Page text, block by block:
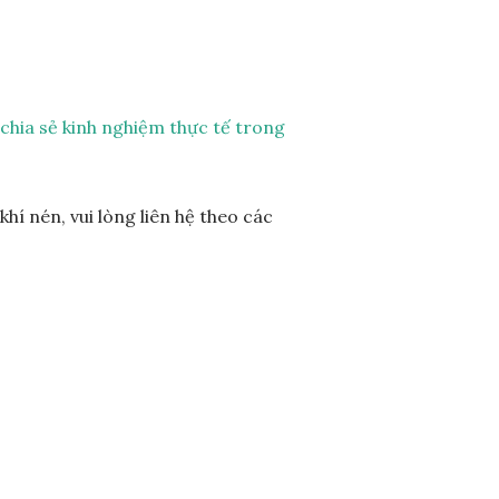
sẻ kinh nghiệm thực tế trong
nén, vui lòng liên hệ theo các